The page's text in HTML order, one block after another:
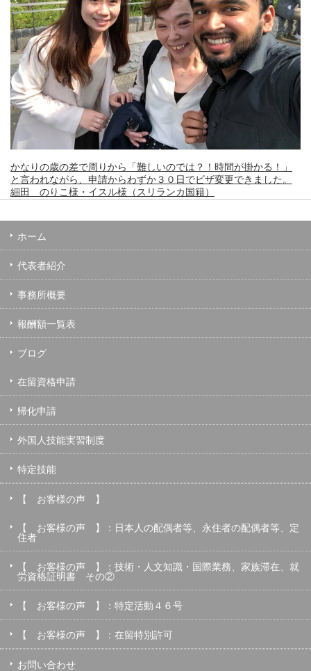
かなりの歳の差で周りから「難しいのでは？！時間が掛かる！」
と言われながら、申請からわずか３０日でビザ変更できました。
細田 のりこ様・イスル様（スリランカ国籍）
ホーム
代表者紹介
事務所概要
報酬額一覧表
ブログ
在留資格申請
帰化申請
外国人技能実習制度
特定技能
【 お客様の声 】
【 お客様の声 】：日本人の配偶者等、永住者の配偶者等、定
住者
【 お客様の声 】：技術・人文知識・国際業務、家族滞在、就
労資格証明書 その②
【 お客様の声 】：特定活動４６号
【 お客様の声 】：在留特別許可
お問い合わせ